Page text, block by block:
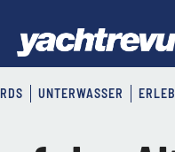
UNTERWASSER